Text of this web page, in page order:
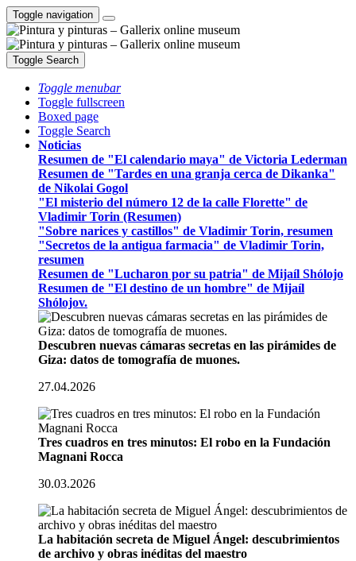
Toggle navigation
Toggle Search
Toggle menubar
Toggle fullscreen
Boxed page
Toggle Search
Noticias
Resumen de "El calendario maya" de Victoria Lederman
Resumen de "Tardes en una granja cerca de Dikanka"
de Nikolai Gogol
"El misterio del número 12 de la calle Florette" de
Vladimir Torin (Resumen)
"Sobre narices y castillos" de Vladimir Torin, resumen
"Secretos de la antigua farmacia" de Vladimir Torin,
resumen
Resumen de "Lucharon por su patria" de Mijaíl Shólojo
Resumen de "El destino de un hombre" de Mijaíl
Shólojov.
Descubren nuevas cámaras secretas en las pirámides de
Giza: datos de tomografía de muones.
27.04.2026
Tres cuadros en tres minutos: El robo en la Fundación
Magnani Rocca
30.03.2026
La habitación secreta de Miguel Ángel: descubrimientos
de archivo y obras inéditas del maestro